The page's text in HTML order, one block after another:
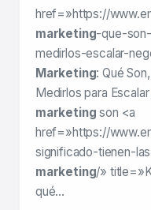
href=»https://
marketing-que-
medirlos-escalar-
Marketing: Qué
Medirlos para
marketing son <a
href=»https://
significado-tienen-
marketing/»
qué…